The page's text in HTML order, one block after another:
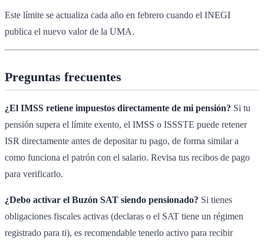
Este límite se actualiza cada año en febrero cuando el INEGI
publica el nuevo valor de la UMA.
Preguntas frecuentes
¿El IMSS retiene impuestos directamente de mi pensión? Si tu
pensión supera el límite exento, el IMSS o ISSSTE puede retener
ISR directamente antes de depositar tu pago, de forma similar a
como funciona el patrón con el salario. Revisa tus recibos de pago
para verificarlo.
¿Debo activar el Buzón SAT siendo pensionado? Si tienes
obligaciones fiscales activas (declaras o el SAT tiene un régimen
registrado para ti), es recomendable tenerlo activo para recibir